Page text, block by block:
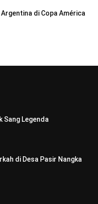
di Copa América
Sang Legenda
di Desa Pasir Nangka